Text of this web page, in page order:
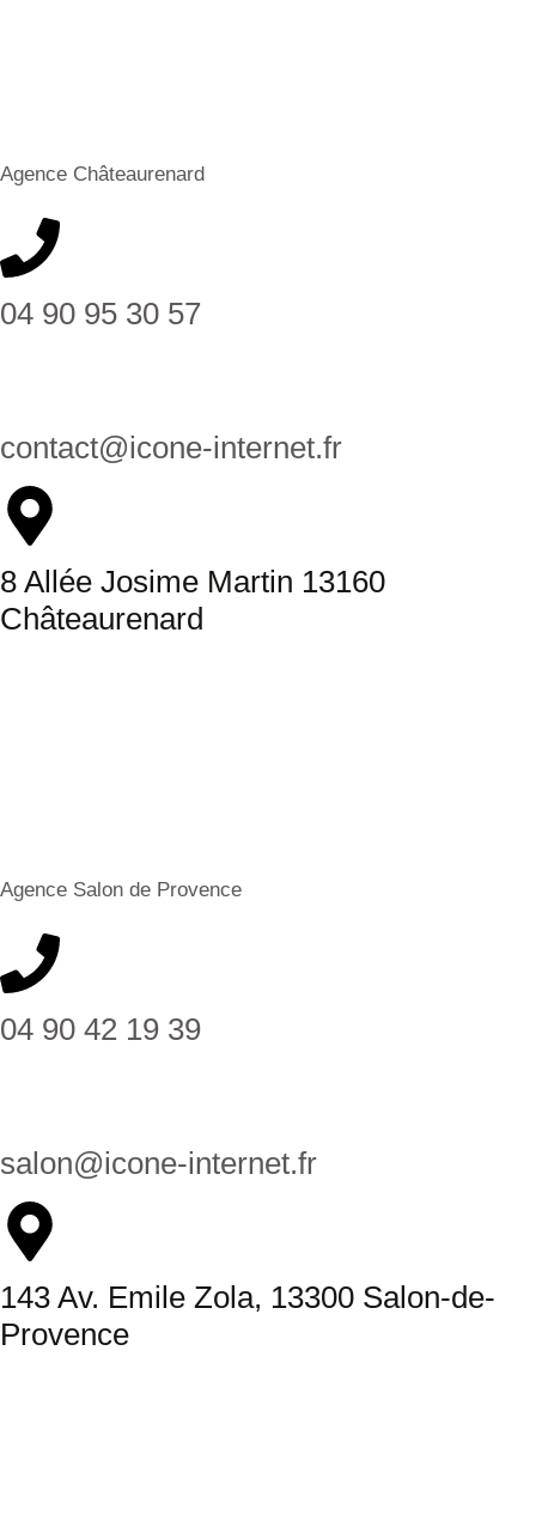
Agence Châteaurenard
04 90 95 30 57
contact@icone-internet.fr
8 Allée Josime Martin 13160
Châteaurenard
Agence Salon de Provence
04 90 42 19 39
salon@icone-internet.fr
143 Av. Emile Zola, 13300 Salon-de-
Provence